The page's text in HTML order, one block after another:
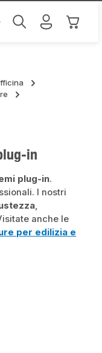
Il
in
plug-in.
I nostri
,
anche le
per edilizia e